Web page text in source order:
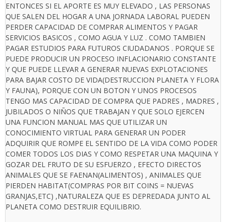
ENTONCES SI EL APORTE ES MUY ELEVADO , LAS PERSONAS
QUE SALEN DEL HOGAR A UNA JORNADA LABORAL PUEDEN
PERDER CAPACIDAD DE COMPRAR ALIMENTOS Y PAGAR
SERVICIOS BASICOS , COMO AGUA Y LUZ . COMO TAMBIEN
PAGAR ESTUDIOS PARA FUTUROS CIUDADANOS . PORQUE SE
PUEDE PRODUCIR UN PROCESO INFLACIONARIO CONSTANTE
Y QUE PUEDE LLEVAR A GENERAR NUEVAS EXPLOTACIONES
PARA BAJAR COSTO DE VIDA(DESTRUCCION PLANETA Y FLORA
Y FAUNA), PORQUE CON UN BOTON Y UNOS PROCESOS
TENGO MAS CAPACIDAD DE COMPRA QUE PADRES , MADRES ,
JUBILADOS O NIÑOS QUE TRABAJAN Y QUE SOLO EJERCEN
UNA FUNCION MANUAL MAS QUE UTILIZAR UN
CONOCIMIENTO VIRTUAL PARA GENERAR UN PODER
ADQUIRIR QUE ROMPE EL SENTIDO DE LA VIDA COMO PODER
COMER TODOS LOS DIAS Y COMO RESPETAR UNA MAQUINA Y
GOZAR DEL FRUTO DE SU ESFUERZO , EFECTO DIRECTOS
ANIMALES QUE SE FAENAN(ALIMENTOS) , ANIMALES QUE
PIERDEN HABITAT(COMPRAS POR BIT COINS = NUEVAS
GRANJAS,ETC) ,NATURALEZA QUE ES DEPREDADA JUNTO AL
PLANETA COMO DESTRUIR EQUILIBRIO.